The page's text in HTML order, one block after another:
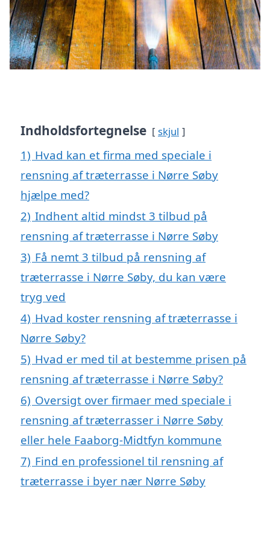
Indholdsfortegnelse skjul
1) Hvad kan et firma med speciale i
rensning af træterrasse i Nørre Søby
hjælpe med?
2) Indhent altid mindst 3 tilbud på
rensning af træterrasse i Nørre Søby
3) Få nemt 3 tilbud på rensning af
træterrasse i Nørre Søby, du kan være
tryg ved
4) Hvad koster rensning af træterrasse i
Nørre Søby?
5) Hvad er med til at bestemme prisen på
rensning af træterrasse i Nørre Søby?
6) Oversigt over firmaer med speciale i
rensning af træterrasser i Nørre Søby
eller hele Faaborg-Midtfyn kommune
7) Find en professionel til rensning af
træterrasse i byer nær Nørre Søby